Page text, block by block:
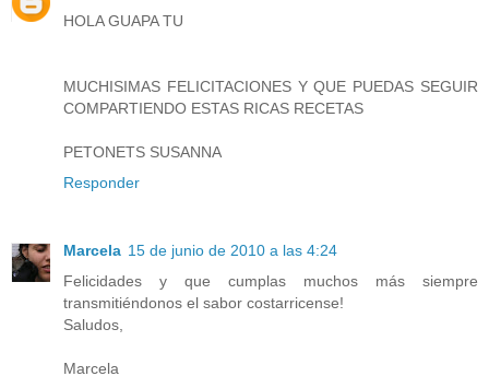
HOLA GUAPA TU
MUCHISIMAS FELICITACIONES Y QUE PUEDAS SEGUIR
COMPARTIENDO ESTAS RICAS RECETAS
PETONETS SUSANNA
Responder
Marcela 15 de junio de 2010 a las 4:24
Felicidades y que cumplas muchos más siempre
transmitiéndonos el sabor costarricense!
Saludos,
Marcela